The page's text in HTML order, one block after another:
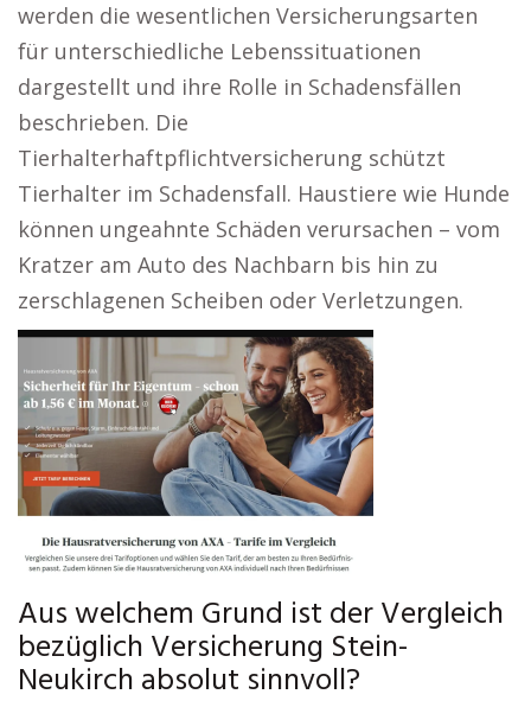
werden die wesentlichen Versicherungsarten
für unterschiedliche Lebenssituationen
dargestellt und ihre Rolle in Schadensfällen
beschrieben. Die
Tierhalterhaftpflichtversicherung schützt
Tierhalter im Schadensfall. Haustiere wie Hunde
können ungeahnte Schäden verursachen – vom
Kratzer am Auto des Nachbarn bis hin zu
zerschlagenen Scheiben oder Verletzungen.
Aus welchem Grund ist der Vergleich
bezüglich Versicherung Stein-
Neukirch absolut sinnvoll?